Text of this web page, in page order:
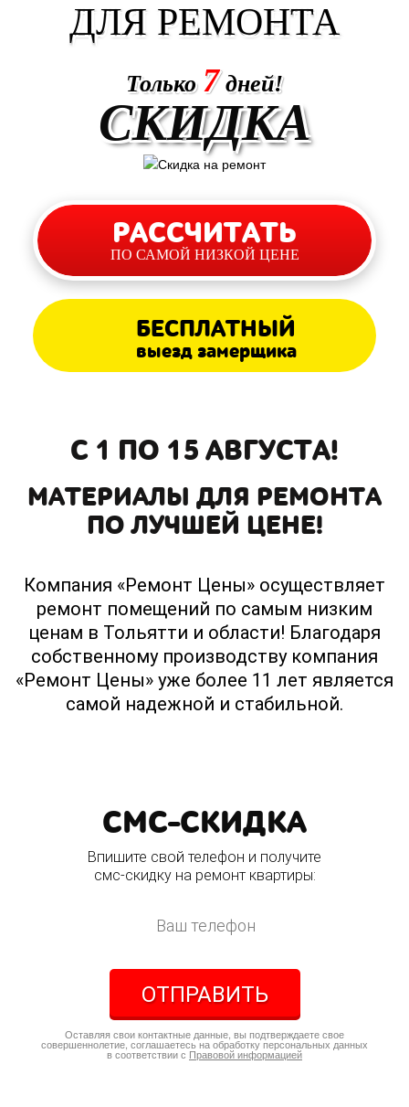
ДЛЯ РЕМОНТА
Только 7дней!
СКИДКА
РАССЧИТАТЬ
ПО САМОЙ НИЗКОЙ ЦЕНЕ
БЕСПЛАТНЫЙ
выезд замерщика
С 1 ПО 15 АВГУСТА!
МАТЕРИАЛЫ ДЛЯ РЕМОНТА
ПО ЛУЧШЕЙ ЦЕНЕ!
Компания «Ремонт Цены» осуществляет
ремонт помещений по самым низким
ценам в Тольятти и области! Благодаря
собственному производству компания
«Ремонт Цены» уже более 11 лет является
самой надежной и стабильной.
СМС-СКИДКА
Впишите свой телефон и получите
смс-скидку на ремонт квартиры:
ОТПРАВИТЬ
Оставляя свои контактные данные, вы подтверждаете свое
совершеннолетие, соглашаетесь на обработку персональных данных
в соответствии с Правовой информацией